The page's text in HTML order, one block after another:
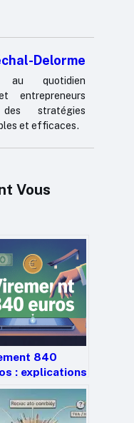
Delorme
au quotidien
entrepreneurs
stratégies
et efficaces.
Vous
840
: explications
risques et
pratiques